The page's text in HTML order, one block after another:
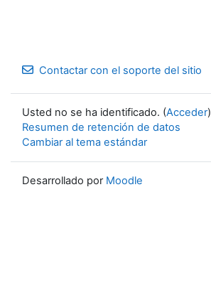
Contactar con el soporte del sitio
Usted no se ha identificado. (Acceder)
Resumen de retención de datos
Cambiar al tema estándar
Desarrollado por Moodle